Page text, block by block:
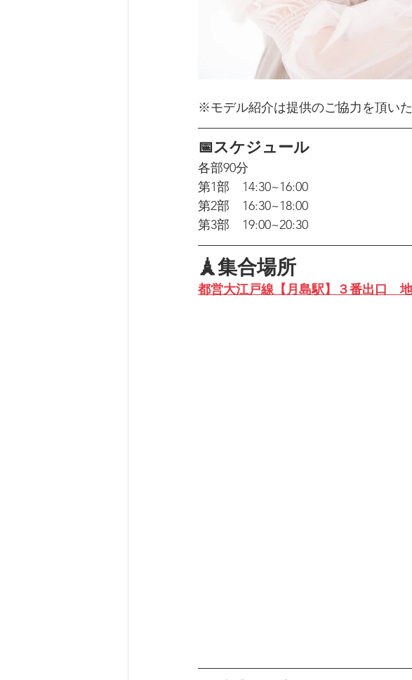
※モデル紹介は提供のご協力を頂いた
📅スケジュール
各部90分
第1部　14:30~16:00
第2部　16:30~18:00
第3部　19:00~20:30
🗼集合場所
都営大江戸線【月島駅】３番出口　